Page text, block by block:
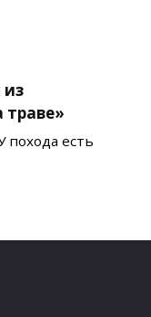
траве»
похода есть